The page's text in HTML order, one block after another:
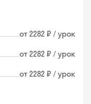
от 2282 ₽ / урок
от 2282 ₽ / урок
от 2282 ₽ / урок